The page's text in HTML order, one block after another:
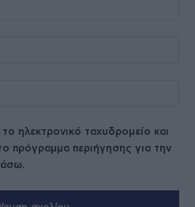
ηλεκτρονικό ταχυδρομείο και
πρόγραμμα περιήγησης για την